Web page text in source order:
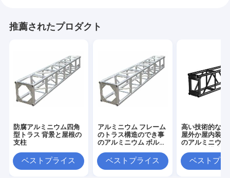
推薦されたプロダクト
防腐アルミニウム四角
型トラス 背景と屋根の
支柱
ベストプライス
アルミニウム フレーム
のトラス構造のでき事
のアルミニウム ボル
のトラスをつけます
ベストプライス
高い技術的な溶
屋外か屋内装置
のアルミニウム
ベストプラ